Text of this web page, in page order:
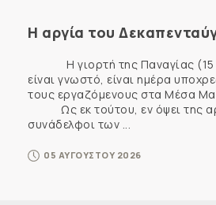
Η αργία του
Η γιορτή της Παναγίας (15
είναι γνωστό, είναι ημέρα
τους εργαζόμενους στα Μέσα
Ως εκ τούτου, εν όψει της
συνάδελφοι των ...
05 ΑΥΓΟΥΣΤΟΥ 2026